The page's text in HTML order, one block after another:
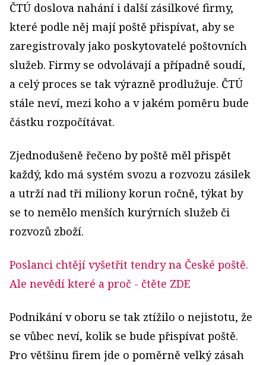
ČTÚ doslova nahání i další zásilkové firmy,
které podle něj mají poště přispívat, aby se
zaregistrovaly jako poskytovatelé poštovních
služeb. Firmy se odvolávají a případně soudí,
a celý proces se tak výrazně prodlužuje. ČTÚ
stále neví, mezi koho a v jakém poměru bude
částku rozpočítávat.
Zjednodušeně řečeno by poště měl přispět
každý, kdo má systém svozu a rozvozu zásilek
a utrží nad tři miliony korun ročně, týkat by
se to nemělo menších kurýrních služeb či
rozvozů zboží.
Poslanci chtějí vyšetřit tendry na České poště.
Ale nevědí které a proč - čtěte ZDE
Podnikání v oboru se tak ztížilo o nejistotu, že
se vůbec neví, kolik se bude přispívat poště.
Pro většinu firem jde o poměrně velký zásah